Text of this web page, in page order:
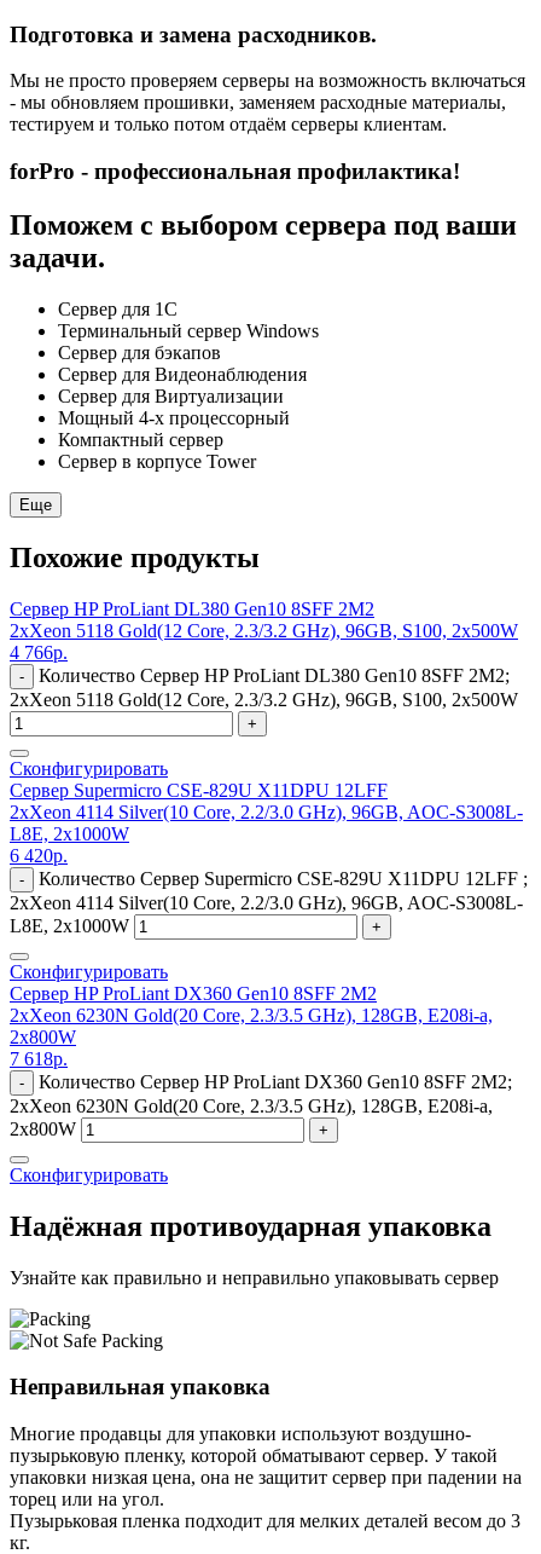
Подготовка и замена расходников.
Мы не просто проверяем серверы на возможность включаться
- мы обновляем прошивки, заменяем расходные материалы,
тестируем и только потом отдаём серверы клиентам.
forPro - профессиональная профилактика!
Поможем с выбором сервера под ваши
задачи.
Сервер для 1С
Терминальный сервер Windows
Сервер для бэкапов
Сервер для Видеонаблюдения
Сервер для Виртуализации
Мощный 4-х процессорный
Компактный сервер
Сервер в корпусе Tower
Еще
Похожие продукты
Сервер HP ProLiant DL380 Gen10 8SFF 2M2
2xXeon 5118 Gold(12 Core, 2.3/3.2 GHz), 96GB, S100, 2x500W
4 766р.
-
Количество Сервер HP ProLiant DL380 Gen10 8SFF 2M2;
2xXeon 5118 Gold(12 Core, 2.3/3.2 GHz), 96GB, S100, 2x500W
+
Сконфигурировать
Сервер Supermicro CSE-829U X11DPU 12LFF
2xXeon 4114 Silver(10 Core, 2.2/3.0 GHz), 96GB, AOC-S3008L-
L8E, 2x1000W
6 420р.
-
Количество Сервер Supermicro CSE-829U X11DPU 12LFF ;
2xXeon 4114 Silver(10 Core, 2.2/3.0 GHz), 96GB, AOC-S3008L-
L8E, 2x1000W
+
Сконфигурировать
Сервер HP ProLiant DX360 Gen10 8SFF 2M2
2xXeon 6230N Gold(20 Core, 2.3/3.5 GHz), 128GB, E208i-a,
2x800W
7 618р.
-
Количество Сервер HP ProLiant DX360 Gen10 8SFF 2M2;
2xXeon 6230N Gold(20 Core, 2.3/3.5 GHz), 128GB, E208i-a,
2x800W
+
Сконфигурировать
Надёжная противоударная упаковка
Узнайте как правильно и неправильно упаковывать сервер
Неправильная упаковка
Многие продавцы для упаковки используют воздушно-
пузырьковую пленку, которой обматывают сервер. У такой
упаковки низкая цена, она не защитит сервер при падении на
торец или на угол.
Пузырьковая пленка подходит для мелких деталей весом до 3
кг.